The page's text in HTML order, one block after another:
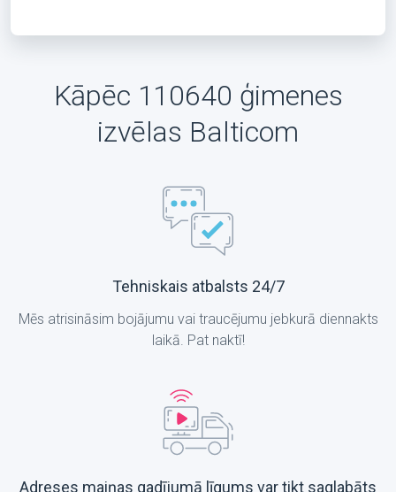
Kāpēc 110640 ģimenes
izvēlas Balticom
Tehniskais atbalsts 24/7
Mēs atrisināsim bojājumu vai traucējumu jebkurā diennakts
laikā. Pat naktī!
Adreses maiņas gadījumā līgums var tikt saglabāts